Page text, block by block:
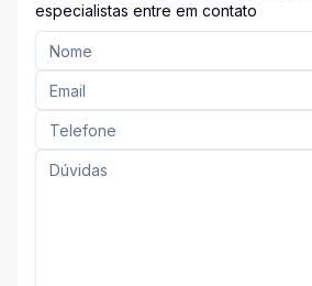
especialistas entre em contato